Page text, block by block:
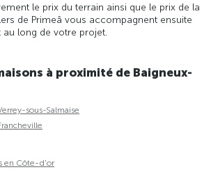
le prix du terrain ainsi que le prix de la
de Primeâ vous accompagnent ensuite
long de votre projet.
à proximité de Baigneux-
sous-Salmaise
en Côte-d'or